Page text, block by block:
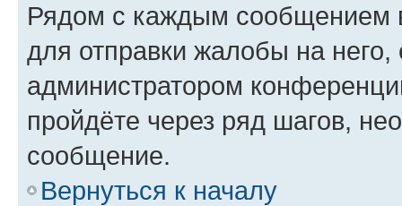
Рядом с каждым сообщением
для отправки жалобы на
администратором
пройдёте через ряд шагов,
сообщение.
Вернуться к началу